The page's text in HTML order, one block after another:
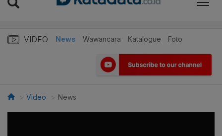
VIDEO News Wawancara Katalogue Foto
Video News